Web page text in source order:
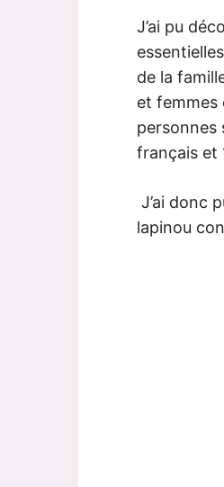
J’ai pu
de la
et femmes
personnes
français et
J’ai donc
lapinou